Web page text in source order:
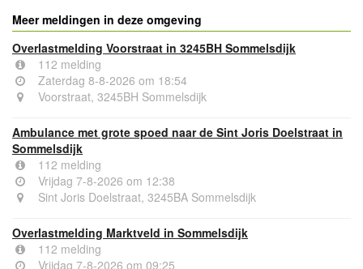
Meer meldingen in deze omgeving
Overlastmelding Voorstraat in 3245BH Sommelsdijk
112 melding
Zaterdag 8-8-2026 om 18:54
Voorstraat, 3245BH Sommelsdijk
Ambulance met grote spoed naar de Sint Joris Doelstraat in
Sommelsdijk
112 melding
Vrijdag 7-8-2026 om 12:38
Sint Joris Doelstraat, 3245BA Sommelsdijk
Overlastmelding Marktveld in Sommelsdijk
112 melding
Vrijdag 7-8-2026 om 09:25